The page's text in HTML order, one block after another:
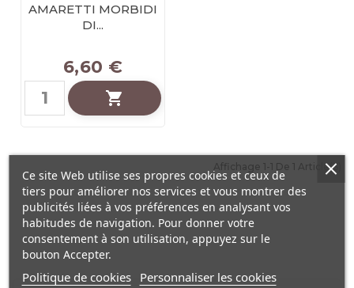
AMARETTI MORBIDI
DI...
6,60 €

Affichage 1-1 De 1 Article(s)
Ce site Web utilise ses propres cookies et ceux de
tiers pour améliorer nos services et vous montrer des
publicités liées à vos préférences en analysant vos
habitudes de navigation. Pour donner votre
consentement à son utilisation, appuyez sur le
bouton Accepter.
Politique de cookies Personnaliser les cookies